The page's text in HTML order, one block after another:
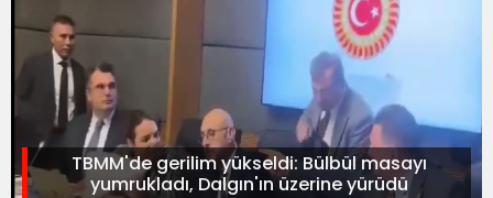
TBMM'de gerilim yükseldi: Bülbül masayı
yumrukladı, Dalgın'ın üzerine yürüdü